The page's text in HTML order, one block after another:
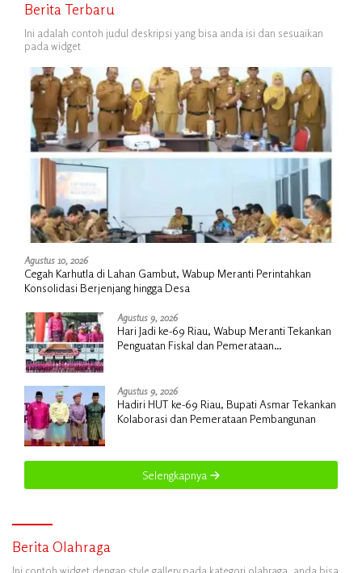
Berita Terbaru
Ini adalah contoh judul deskripsi yang bisa anda isi dan sesuaikan
pada widget
Agustus 10, 2026
Cegah Karhutla di Lahan Gambut, Wabup Meranti Perintahkan
Konsolidasi Berjenjang hingga Desa
Agustus 9, 2026
Hari Jadi ke-69 Riau, Wabup Meranti Tekankan
Penguatan Fiskal dan Pemerataan
Agustus 9, 2026
Hadiri HUT ke-69 Riau, Bupati Asmar Tekankan
Kolaborasi dan Pemerataan Pembangunan
Selengkapnya
Berita Olahraga